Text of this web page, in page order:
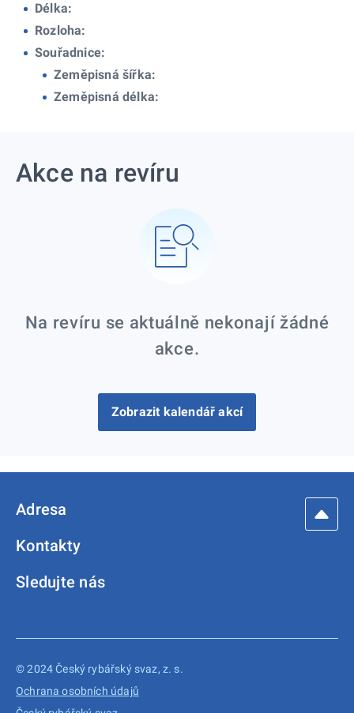
Délka:
Rozloha:
Souřadnice:
Zeměpisná šířka:
Zeměpisná délka:
Akce na revíru
Na revíru se aktuálně nekonají žádné
akce.
Zobrazit kalendář akcí
Adresa
Kontakty
Sledujte nás
© 2024 Český rybářský svaz, z. s.
Ochrana osobních údajů